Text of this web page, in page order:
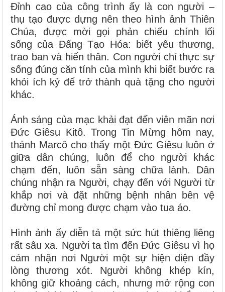
Đỉnh cao của công trình ấy là con người –
thụ tạo được dựng nên theo hình ảnh Thiên
Chúa, được mời gọi phản chiếu chính lối
sống của Đấng Tạo Hóa: biết yêu thương,
trao ban và hiến thân. Con người chỉ thực sự
sống đúng căn tính của mình khi biết bước ra
khỏi ích kỷ để trở thành quà tặng cho người
khác.
Ánh sáng của mạc khải đạt đến viên mãn nơi
Đức Giêsu Kitô. Trong Tin Mừng hôm nay,
thánh Marcô cho thấy một Đức Giêsu luôn ở
giữa dân chúng, luôn để cho người khác
chạm đến, luôn sẵn sàng chữa lành. Dân
chúng nhận ra Người, chạy đến với Người từ
khắp nơi và đặt những bệnh nhân bên vệ
đường chỉ mong được chạm vào tua áo.
Hình ảnh ấy diễn tả một sức hút thiêng liêng
rất sâu xa. Người ta tìm đến Đức Giêsu vì họ
cảm nhận nơi Người một sự hiện diện đầy
lòng thương xót. Người không khép kín,
không giữ khoảng cách, nhưng mở rộng con